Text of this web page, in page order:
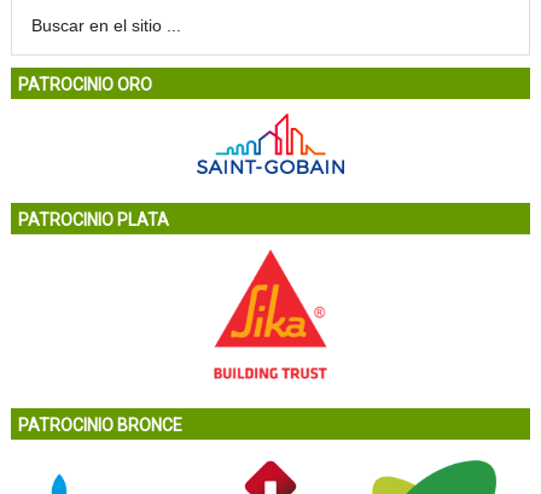
PATROCINIO ORO
PATROCINIO PLATA
PATROCINIO BRONCE